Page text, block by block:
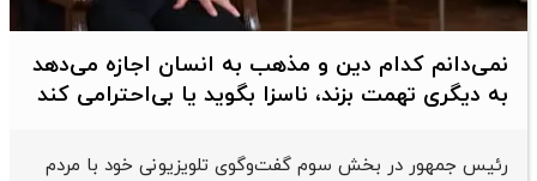
نمی‌دانم کدام دین و مذهب به انسان اجازه می‌دهد
به دیگری تهمت بزند، ناسزا بگوید یا بی‌احترامی کند
رئیس جمهور در بخش سوم گفت‌وگوی تلویزیونی خود با مردم